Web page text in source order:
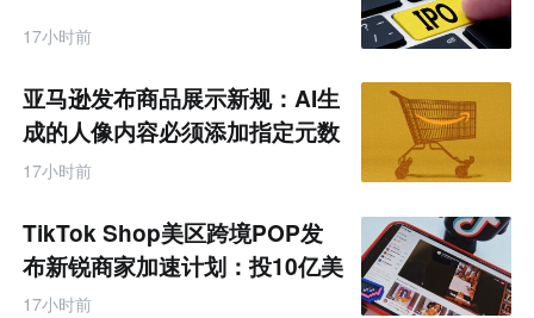
17小时前
亚马逊发布商品展示新规：AI生
成的人像内容必须添加指定元数
据
17小时前
TikTok Shop美区跨境POP发
布新锐商家加速计划：投10亿美
金资源帮扶四类商家
17小时前